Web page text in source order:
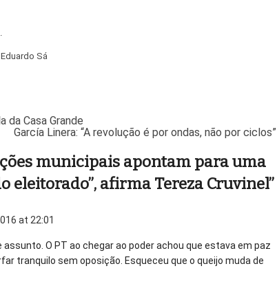
Sá
da Casa Grande
García Linera: “A revolução é por ondas, não por ciclos”
municipais apontam para uma
eleitorado”, afirma Tereza Cruvinel”
at 22:01
O PT ao chegar ao poder achou que estava em paz
tranquilo sem oposição. Esqueceu que o queijo muda de